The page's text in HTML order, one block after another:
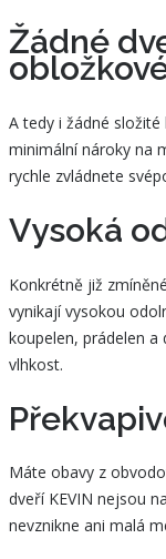
Žádné
A tedy i žádné
minimální nároky na
rychle zvládnete
Vysoká
Konkrétně již
vynikají vysokou
koupelen, prádelen a
vlhkost.
Máte obavy z
dveří KEVIN nejsou
nevznikne ani malá